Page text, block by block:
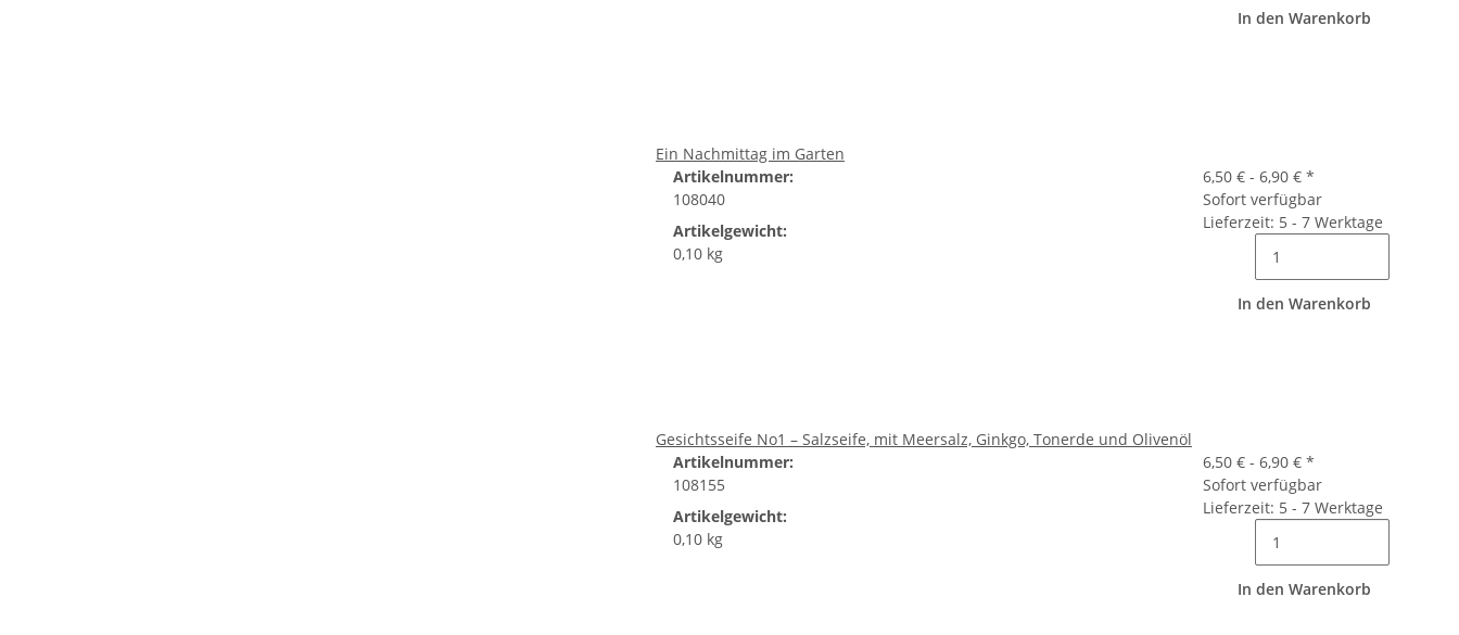
In den Warenkorb
Ein Nachmittag im Garten
Artikelnummer:
108040
Artikelgewicht:
0,10 kg
6,50 € - 6,90 € *
Sofort verfügbar
Lieferzeit: 5 - 7 Werktage
In den Warenkorb
Gesichtsseife No1 – Salzseife, mit Meersalz, Ginkgo, Tonerde und Olivenöl
Artikelnummer:
108155
Artikelgewicht:
0,10 kg
6,50 € - 6,90 € *
Sofort verfügbar
Lieferzeit: 5 - 7 Werktage
In den Warenkorb